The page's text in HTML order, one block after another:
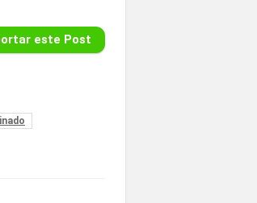
este Post